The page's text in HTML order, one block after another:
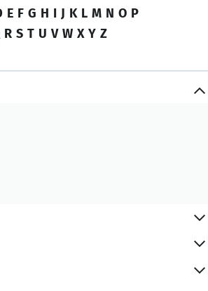
E F G H I J K L M N O P
R S T U V W X Y Z